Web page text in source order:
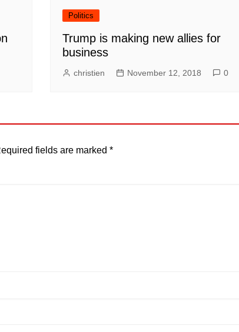
Politics
Trump is making new allies for
business
christien November 12, 2018 0
fields are marked *